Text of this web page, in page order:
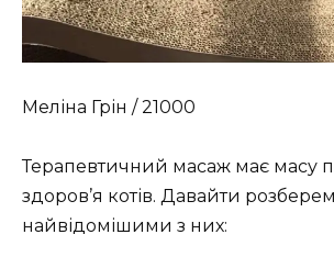
Меліна Грін / 21000
Терапевтичний масаж має масу
здоров’я котів. Давайти
найвідомішими з них: